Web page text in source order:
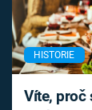
HISTORIE
Víte, proč